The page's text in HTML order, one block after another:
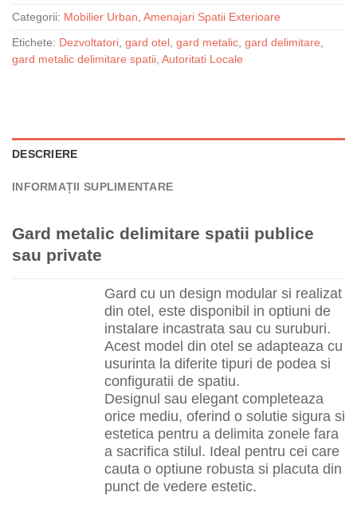
Categorii: Mobilier Urban Amenajari Spatii Exterioare
Etichete: Dezvoltatori gard otel gard metalic gard delimitare
gard metalic delimitare spatii Autoritati Locale
DESCRIERE
INFORMAȚII SUPLIMENTARE
Gard metalic delimitare spatii publice
sau private
Gard cu un design modular si realizat
din otel, este disponibil in optiuni de
instalare incastrata sau cu suruburi.
Acest model din otel se adapteaza cu
usurinta la diferite tipuri de podea si
configuratii de spatiu.
Designul sau elegant completeaza
orice mediu, oferind o solutie sigura si
estetica pentru a delimita zonele fara
a sacrifica stilul. Ideal pentru cei care
cauta o optiune robusta si placuta din
punct de vedere estetic.